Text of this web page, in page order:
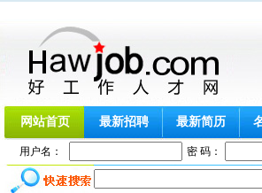
网站首页 最新招聘 最新简历
用户名： 密 码：